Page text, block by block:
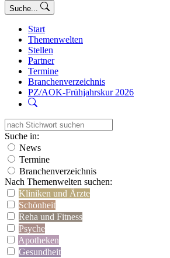
Suche...
Start
Themenwelten
Stellen
Partner
Termine
Branchenverzeichnis
PZ/AOK-Frühjahrskur 2026
Suche in:
News
Termine
Branchenverzeichnis
Nach Themenwelten suchen:
Kliniken und Ärzte
Schönheit
Reha und Fitness
Psyche
Apotheken
Gesundheit